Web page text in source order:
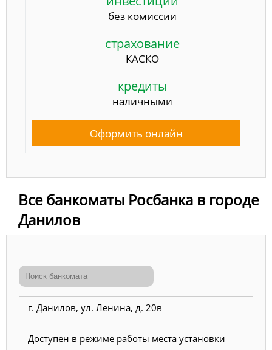
без комиссии
страхование
КАСКО
кредиты
наличными
Оформить онлайн
Все банкоматы Росбанка в городе
Данилов
г. Данилов, ул. Ленина, д. 20в
Доступен в режиме работы места установки